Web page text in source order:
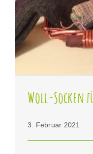
Woll-
Woll-Socken
3. Februar 2021